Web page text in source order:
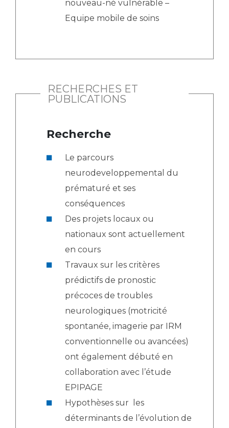
nouveau-né vulnérable –
Equipe mobile de soins
RECHERCHES ET
PUBLICATIONS
Recherche
Le parcours
neurodeveloppemental du
prématuré et ses
conséquences
Des projets locaux ou
nationaux sont actuellement
en cours
Travaux sur les critères
prédictifs de pronostic
précoces de troubles
neurologiques (motricité
spontanée, imagerie par IRM
conventionnelle ou avancées)
ont également débuté en
collaboration avec l’étude
EPIPAGE
Hypothèses sur les
déterminants de l’évolution de